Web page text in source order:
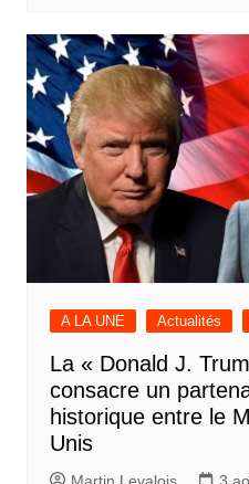
A LA UNE Actualités
La « Donald J.
consacre un
historique entre le
Unis